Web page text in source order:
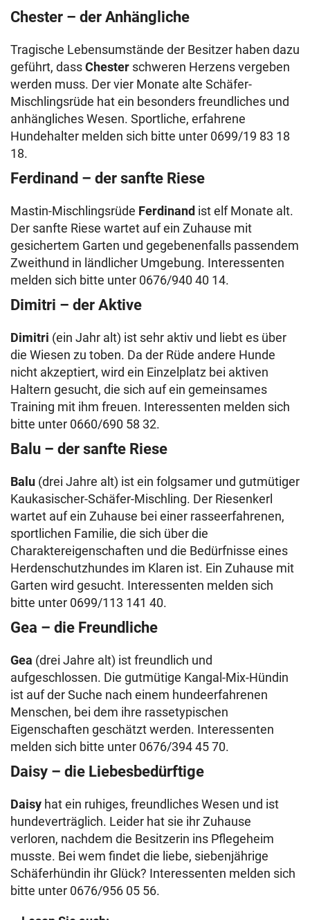
Chester – der Anhängliche
Tragische Lebensumstände der Besitzer haben dazu
geführt, dassChester schweren Herzens vergeben
werden muss. Der vier Monate alte Schäfer-
Mischlingsrüde hat ein besonders freundliches und
anhängliches Wesen. Sportliche, erfahrene
Hundehalter melden sich bitte unter 0699/19 83 18
18.
Ferdinand – der sanfte Riese
Mastin-Mischlingsrüde Ferdinand ist elf Monate alt.
Der sanfte Riese wartet auf ein Zuhause mit
gesichertem Garten und gegebenenfalls passendem
Zweithund in ländlicher Umgebung. Interessenten
melden sich bitte unter 0676/940 40 14.
Dimitri – der Aktive
Dimitri (ein Jahr alt) ist sehr aktiv und liebt es über
die Wiesen zu toben. Da der Rüde andere Hunde
nicht akzeptiert, wird ein Einzelplatz bei aktiven
Haltern gesucht, die sich auf ein gemeinsames
Training mit ihm freuen. Interessenten melden sich
bitte unter 0660/690 58 32.
Balu – der sanfte Riese
Balu (drei Jahre alt) ist ein folgsamer und gutmütiger
Kaukasischer-Schäfer-Mischling. Der Riesenkerl
wartet auf ein Zuhause bei einer rasseerfahrenen,
sportlichen Familie, die sich über die
Charaktereigenschaften und die Bedürfnisse eines
Herdenschutzhundes im Klaren ist. Ein Zuhause mit
Garten wird gesucht. Interessenten melden sich
bitte unter 0699/113 141 40.
Gea – die Freundliche
Gea (drei Jahre alt) ist freundlich und
aufgeschlossen. Die gutmütige Kangal-Mix-Hündin
ist auf der Suche nach einem hundeerfahrenen
Menschen, bei dem ihre rassetypischen
Eigenschaften geschätzt werden. Interessenten
melden sich bitte unter 0676/394 45 70.
Daisy – die Liebesbedürftige
Daisy hat ein ruhiges, freundliches Wesen und ist
hundeverträglich. Leider hat sie ihr Zuhause
verloren, nachdem die Besitzerin ins Pflegeheim
musste. Bei wem findet die liebe, siebenjährige
Schäferhündin ihr Glück? Interessenten melden sich
bitte unter 0676/956 05 56.